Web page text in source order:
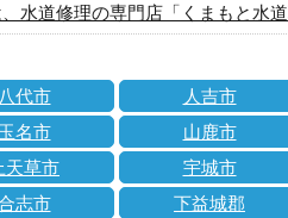
水道修理の専門店「くまもと水
八代市 人吉市
玉名市 山鹿市
天草市 宇城市
志市 下益城郡